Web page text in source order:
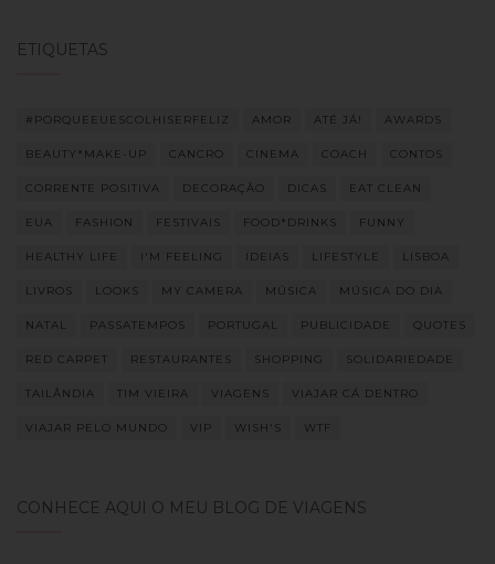
ETIQUETAS
#PORQUEEUESCOLHISERFELIZ AMOR ATÉ JÁ! AWARDS
BEAUTY*MAKE-UP CANCRO CINEMA COACH CONTOS
CORRENTE POSITIVA DECORAÇÃO DICAS EAT CLEAN
EUA FASHION FESTIVAIS FOOD*DRINKS FUNNY
HEALTHY LIFE I'M FEELING IDEIAS LIFESTYLE LISBOA
LIVROS LOOKS MY CAMERA MÚSICA MÚSICA DO DIA
NATAL PASSATEMPOS PORTUGAL PUBLICIDADE QUOTES
RED CARPET RESTAURANTES SHOPPING SOLIDARIEDADE
TAILÂNDIA TIM VIEIRA VIAGENS VIAJAR CÁ DENTRO
VIAJAR PELO MUNDO VIP WISH'S WTF
CONHECE AQUI O MEU BLOG DE VIAGENS